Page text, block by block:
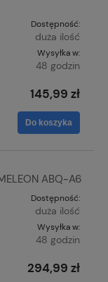
Dostępność:
duża ilość
Wysyłka w:
48 godzin
145,99 zł
Do koszyka
ABQ-A6
Dostępność:
duża ilość
Wysyłka w:
48 godzin
294,99 zł